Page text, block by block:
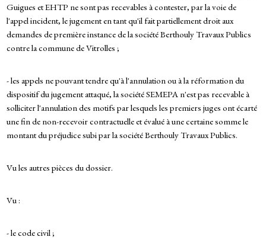
Guigues et EHTP ne sont pas recevables à contester, par la voie de
l'appel incident, le jugement en tant qu'il fait partiellement droit aux
demandes de première instance de la société Berthouly Travaux Publics
contre la commune de Vitrolles ;
- les appels ne pouvant tendre qu'à l'annulation ou à la réformation du
dispositif du jugement attaqué, la société SEMEPA n'est pas recevable à
solliciter l'annulation des motifs par lesquels les premiers juges ont écarté
une fin de non-recevoir contractuelle et évalué à une certaine somme le
montant du préjudice subi par la société Berthouly Travaux Publics.
Vu les autres pièces du dossier.
Vu :
- le code civil ;